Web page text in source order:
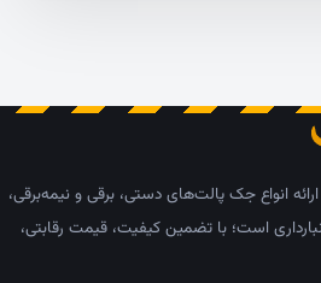
انواع جک پالت‌های دستی، برقی و نیمه‌برقی،
است؛ با تضمین کیفیت، قیمت رقابتی،